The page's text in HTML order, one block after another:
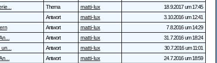
Thema matti-lux
18.9.2017 um 17:45
Antwort matti-lux
3.10.2016 um 12:41
Antwort matti-lux
7.8.2016 um 14:29
Antwort matti-lux
31.7.2016 um 18:24
Antwort matti-lux
30.7.2016 um 11:01
Antwort matti-lux
24.7.2016 um 18:59